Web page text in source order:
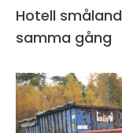
Hotell småland slottsliv, skogar och sjöar på
samma gång